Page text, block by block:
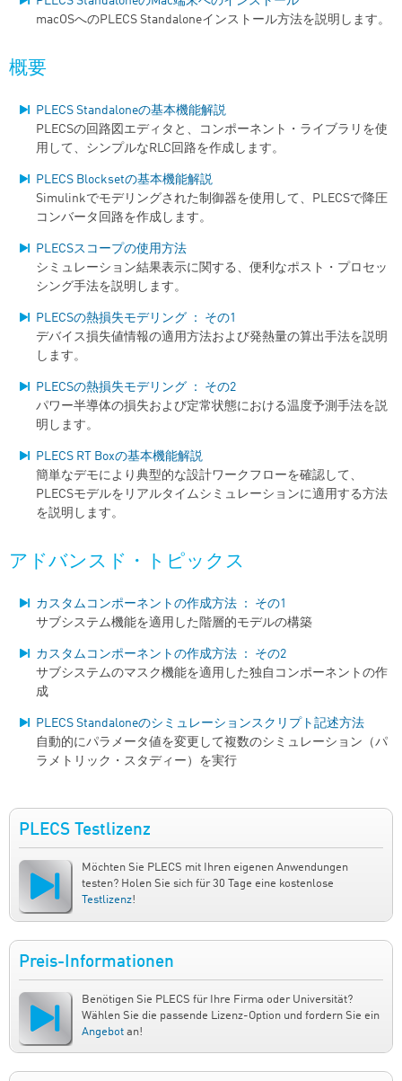
macOSへのPLECS Standaloneインストール方法を説明します。
概要
PLECS Standaloneの基本機能解説
PLECSの回路図エディタと、コンポーネント・ライブラリを使
用して、シンプルなRLC回路を作成します。
PLECS Blocksetの基本機能解説
Simulinkでモデリングされた制御器を使用して、PLECSで降圧
コンバータ回路を作成します。
PLECSスコープの使用方法
シミュレーション結果表示に関する、便利なポスト・プロセッ
シング手法を説明します。
PLECSの熱損失モデリング ： その1
デバイス損失値情報の適用方法および発熱量の算出手法を説明
します。
PLECSの熱損失モデリング ： その2
パワー半導体の損失および定常状態における温度予測手法を説
明します。
PLECS RT Boxの基本機能解説
簡単なデモにより典型的な設計ワークフローを確認して、
PLECSモデルをリアルタイムシミュレーションに適用する方法
を説明します。
アドバンスド・トピックス
カスタムコンポーネントの作成方法 ： その1
サブシステム機能を適用した階層的モデルの構築
カスタムコンポーネントの作成方法 ： その2
サブシステムのマスク機能を適用した独自コンポーネントの作
成
PLECS Standaloneのシミュレーションスクリプト記述方法
自動的にパラメータ値を変更して複数のシミュレーション（パ
ラメトリック・スタディー）を実行
PLECS Testlizenz
Möchten Sie PLECS mit Ihren eigenen Anwendungen
testen? Holen Sie sich für 30 Tage eine kostenlose
Testlizenz!
Preis-Informationen
Benötigen Sie PLECS für Ihre Firma oder Universität?
Wählen Sie die passende Lizenz-Option und fordern Sie ein
Angebot an!